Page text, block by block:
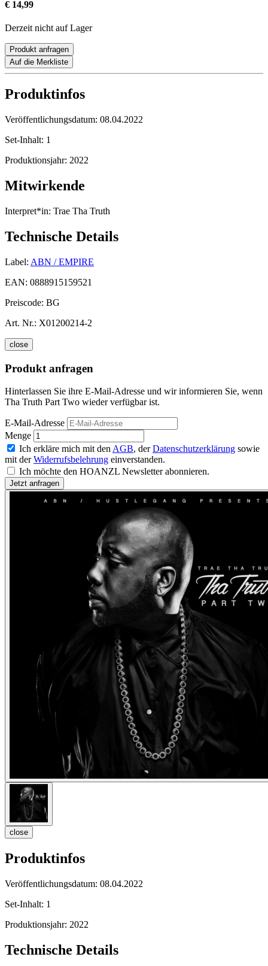
€ 14,99
Derzeit nicht auf Lager
Produkt anfragen
Auf die Merkliste
Produktinfos
Veröffentlichungsdatum: 08.04.2022
Set-Inhalt: 1
Produktionsjahr: 2022
Mitwirkende
Interpret*in: Trae Tha Truth
Technische Details
Label: ABN / EMPIRE
EAN: 0888915159521
Preiscode: BG
Art. Nr.: X01200214-2
close
Produkt anfragen
Hinterlassen Sie ihre E-Mail-Adresse und wir informieren Sie, wenn
Tha Truth Part Two wieder verfügbar ist.
E-Mail-Adresse
Menge
Ich erkläre mich mit den AGB, derDatenschutzerklärung sowie
mit derWiderrufsbelehrung einverstanden.
Ich möchte den HOANZL Newsletter abonnieren.
close
Produktinfos
Veröffentlichungsdatum: 08.04.2022
Set-Inhalt: 1
Produktionsjahr: 2022
Technische Details